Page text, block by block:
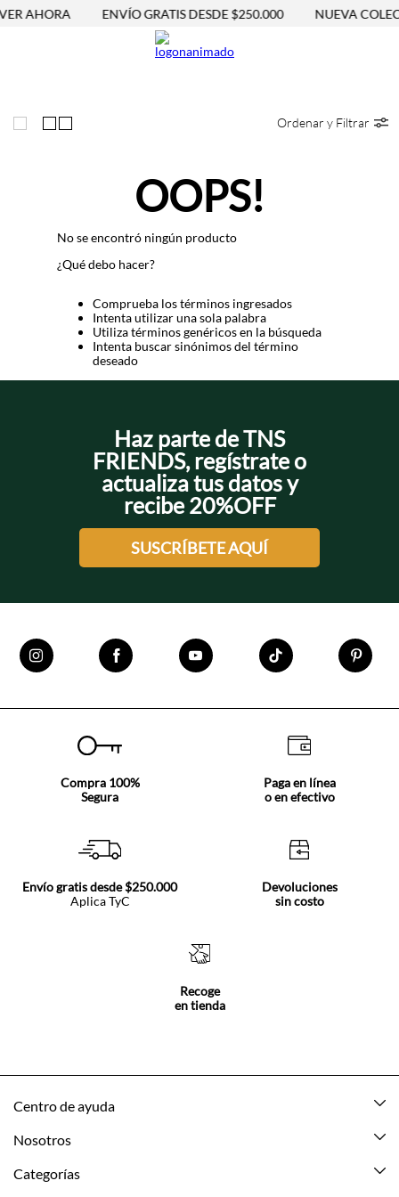
AHORA ENVÍO GRATIS DESDE $250.000 NUEVA
Ordenar y Filtrar
OOPS!
No se encontró ningún producto
¿Qué debo hacer?
Comprueba los términos ingresados
Intenta utilizar una sola palabra
Utiliza términos genéricos en la búsqueda
Intenta buscar sinónimos del término
deseado
Haz parte de TNS
FRIENDS, regístrate o
actualiza tus datos y
recibe 20%OFF
SUSCRÍBETE AQUÍ
Compra 100%
Segura
Paga en línea
o en efectivo
Envío gratis desde $250.000
Aplica TyC
Devoluciones
sin costo
Recoge
en tienda
Centro de ayuda
Mis pedidos
Nosotros
Acerca de Tennis
Categorías